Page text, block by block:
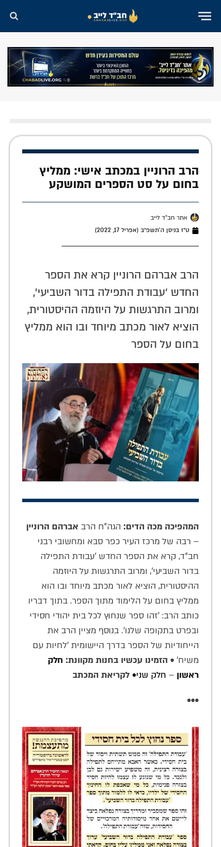
הרב הרוניין במכתב אישי: ממליץ
בחום על סט הספרים המושקע
אתר חב"ד לייב
ט״ז בניסן ה׳תשפ״ב (אפריל 17, 2022)
הרב אברהם הרוניין קרא את הספר
החדש 'עבודת התפילה בדור השביעי',
ומרוב התרגשות על היוזמה ההיסטורית,
הוציא לאור מכתב מיוחד ובו הוא ממליץ
בחום על הספר
המהפיכה מכה הדים: הגה"ח הרב אברהם הרוניין
– רבה של מרכז העיר כפר סבא ומחשובי רבני
חב"ד, קרא את הספר החדש 'עבודת התפילה
בדור השביעי', ומרוב התרגשות על היוזמה
ההיסטורית, הוציא לאור מכתב מיוחד ובו הוא
ממליץ בחום על הלימוד מתוך הספר. בתוך דבריו
כותב הרב: 'זהו ספר שנחוץ לכל בית יהודי חסידי
ובפרט בתקופה שלנו'. בנוסף מציין הרב את
הייחודיות של הספר בדרך היישומית 'לחיות עם
משיח' • הזמינו עכשיו בחנות מקוונת: חלק
ראשון – חלק שני• לקריאת המכתב
•••